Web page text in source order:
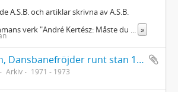
A.S.B. och artiklar skrivna av A.S.B.
verk "André Kertész: Måste du ... »
Allan Andersson, Dansbanefröjder runt stan 1940-1947 del 1-2
Arkiv 1971 - 1973